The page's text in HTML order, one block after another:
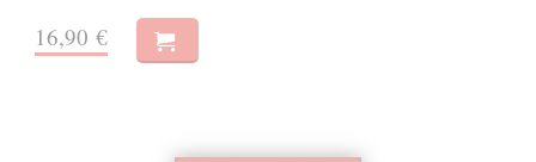
16,90 €